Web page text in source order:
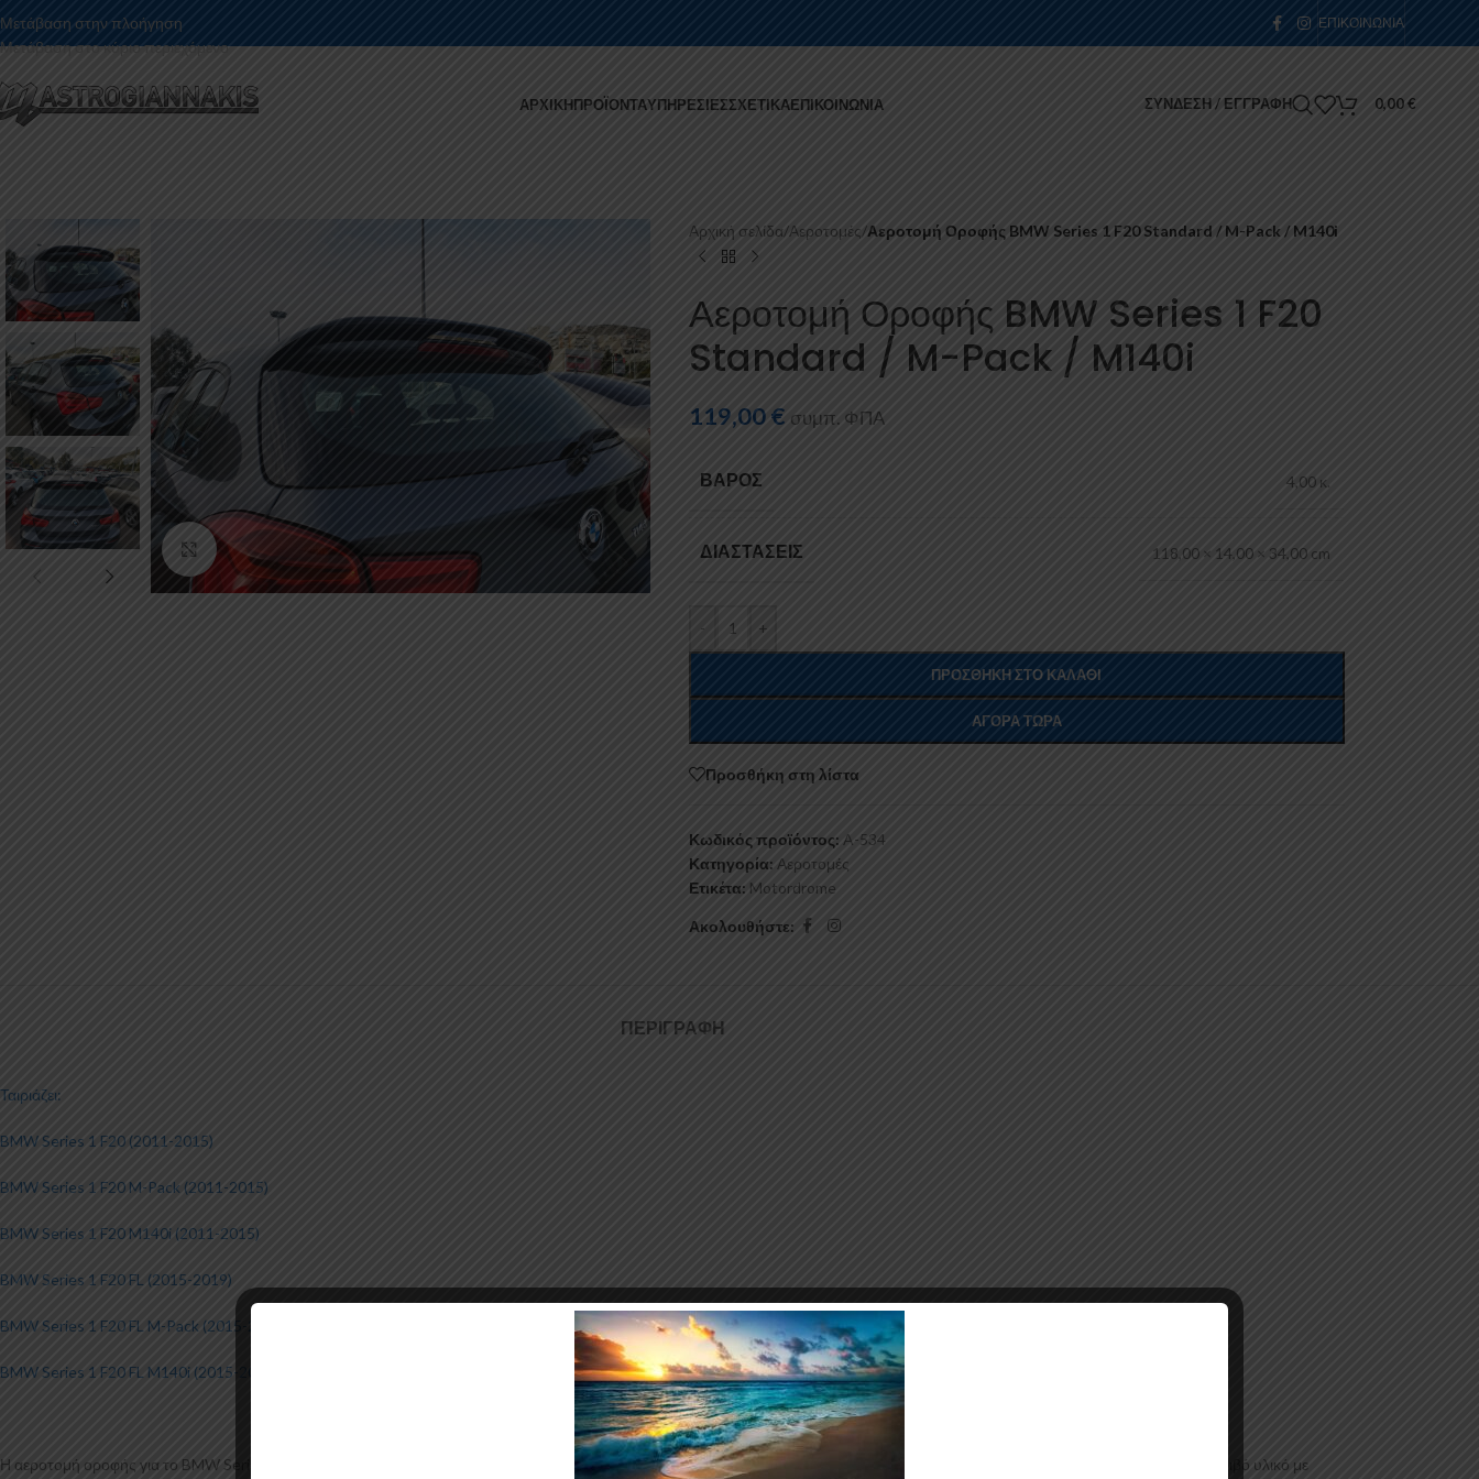
Μετάβαση στην πλοήγηση
Μετάβαση στο κύριο περιεχόμενο
ΕΠΙΚΟΙΝΩΝΊΑ
ΑΡΧΙΚΉΠΡΟΪΌΝΤΑΥΠΗΡΕΣΊΕΣΣΧΕΤΙΚΆΕΠΙΚΟΙΝΩΝΊΑ ΣΎΝΔΕΣΗ / ΕΓΓΡΑΦΉ 0,00€
Κάντε κλικ για μεγέθυνση
Αρχική σελίδα/Αεροτομές/Αεροτομή Οροφής BMW Series 1 F20 Standard / M-Pack / M140i
Αεροτομή Οροφής BMW Series 1 F20
Standard / M-Pack / M140i
119,00€ συμπ. ΦΠΑ
ΒΆΡΟΣ 4,00 κ.
ΔΙΑΣΤΆΣΕΙΣ 118,00 × 14,00 × 34,00 cm
- +
ΠΡΟΣΘΉΚΗ ΣΤΟ ΚΑΛΆΘΙ
ΑΓΟΡΆ ΤΏΡΑ
Προσθήκη στη λίστα
Κωδικός προϊόντος: A-534
Κατηγορία: Αεροτομές
Ετικέτα: Motordrome
Ακολουθήστε:
ΠΕΡΙΓΡΑΦΉ
Ταιριάζει:
BMW Series 1 F20 (2011-2015)
BMW Series 1 F20 M-Pack (2011-2015)
BMW Series 1 F20 M140i (2011-2015)
BMW Series 1 F20 FL (2015-2019)
BMW Series 1 F20 FL M-Pack (2015-2019)
BMW Series 1 F20 FL M140i (2015-2019)
Η αεροτομή οροφής για το BMW Series 1 F20 κατασκευάζεται από σκληρή Πολυουρεθάνη υψηλής πιέσεως και ΟΧΙ από πολυεστέρα. Η Πολυουρεθάνη είναι ένα πιο ανθεκτικό και ακριβό υλικό με